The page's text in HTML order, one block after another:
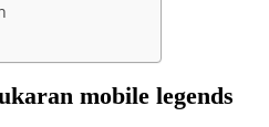
mobile legends